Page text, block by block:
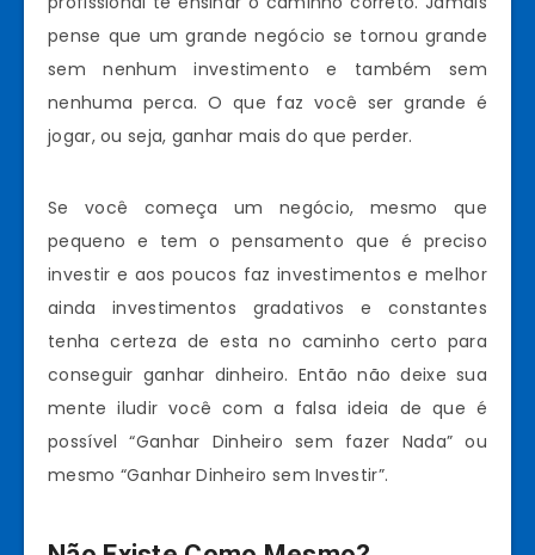
pense que um grande negócio se tornou grande
sem nenhum investimento e também sem
nenhuma perca. O que faz você ser grande é
jogar, ou seja, ganhar mais do que perder.
Se você começa um negócio, mesmo que
pequeno e tem o pensamento que é preciso
investir e aos poucos faz investimentos e melhor
ainda investimentos gradativos e constantes
tenha certeza de esta no caminho certo para
conseguir ganhar dinheiro. Então não deixe sua
mente iludir você com a falsa ideia de que é
possível “Ganhar Dinheiro sem fazer Nada” ou
mesmo “Ganhar Dinheiro sem Investir”.